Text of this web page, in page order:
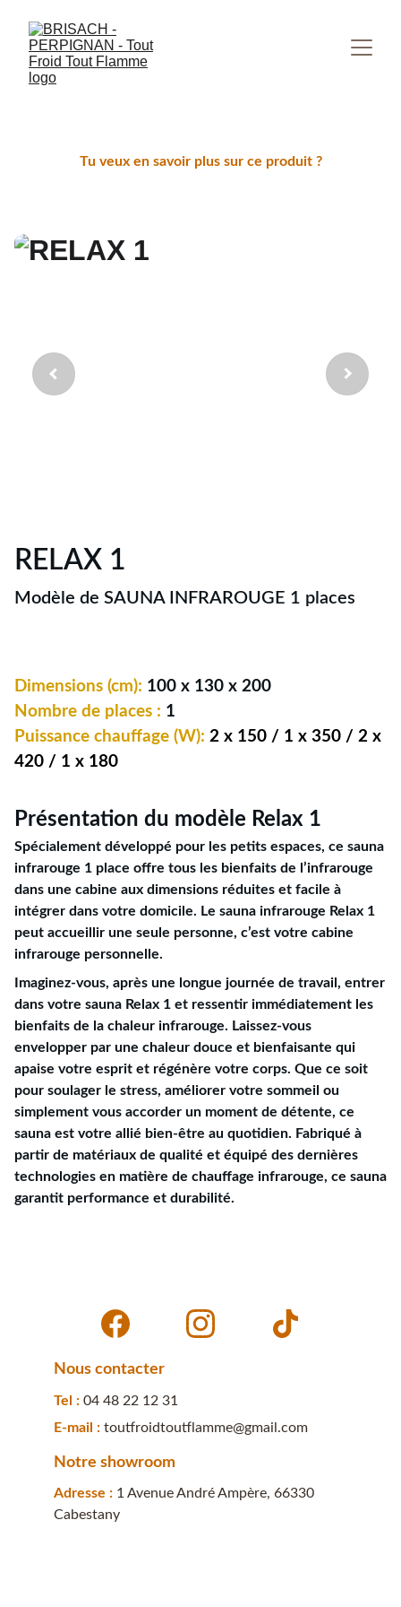
Tu veux en savoir plus sur ce produit ?
RELAX 1
Modèle de SAUNA INFRAROUGE 1 places
Dimensions (cm): 100 x 130 x 200
Nombre de places : 1
Puissance chauffage (W): 2 x 150 / 1 x 350 / 2 x
420 / 1 x 180
Présentation du modèle Relax 1
Spécialement développé pour les petits espaces, ce sauna
infrarouge 1 place offre tous les bienfaits de l’infrarouge
dans une cabine aux dimensions réduites et facile à
intégrer dans votre domicile. Le sauna infrarouge Relax 1
peut accueillir une seule personne, c’est votre cabine
infrarouge personnelle.
Imaginez-vous, après une longue journée de travail, entrer
dans votre sauna Relax 1 et ressentir immédiatement les
bienfaits de la chaleur infrarouge. Laissez-vous
envelopper par une chaleur douce et bienfaisante qui
apaise votre esprit et régénère votre corps. Que ce soit
pour soulager le stress, améliorer votre sommeil ou
simplement vous accorder un moment de détente, ce
sauna est votre allié bien-être au quotidien. Fabriqué à
partir de matériaux de qualité et équipé des dernières
technologies en matière de chauffage infrarouge, ce sauna
garantit performance et durabilité.
E-mail : toutfroidtoutflamme@gmail.com
Tel : 04 48 22 12 31
Adresse : 1 Avenue André Ampère, 66330
Cabestany
Notre showroom
Nous contacter